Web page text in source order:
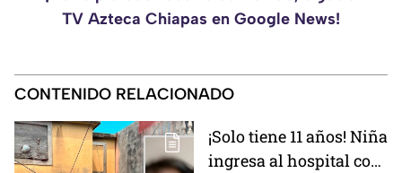
TV Azteca Chiapas en Google News!
CONTENIDO RELACIONADO
¡Solo tiene 11 años! Niña
ingresa al hospital con